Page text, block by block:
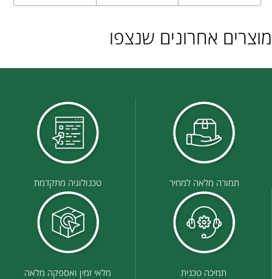
מוצרים אחרונים שנצפו
תמורה מלאה למחיר טכנולוגיה מתקדמת
תמיכה טכנית מלאי זמין ואספקה מלאה